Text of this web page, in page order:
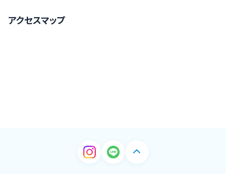
アクセスマップ